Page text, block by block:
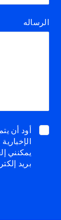
الرساله
أود أن
يمكنني
بريد